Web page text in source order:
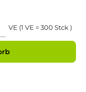
VE (1 VE = 300 Stck )